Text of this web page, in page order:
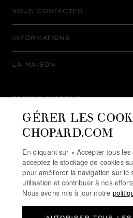
NOUS CONTACTER
INFORMATIONS
LA MAISON
RESTER INFORMÉ
S’INSCRIRE À LA NEWSLETTER
GÉRER LES
CHOPARD.COM
En cliquant sur « Accepter tous
acceptez le stockage de cookies
pour améliorer la navigation sur le
utilisation et contribuer à nos
Nous avons mis à jour notre